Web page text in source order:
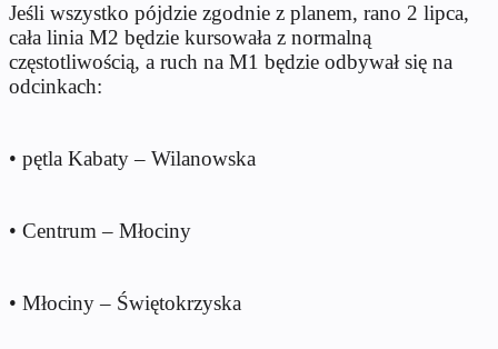
Jeśli wszystko pójdzie zgodnie z planem, rano 2 lipca,
cała linia M2 będzie kursowała z normalną
częstotliwością, a ruch na M1 będzie odbywał się na
odcinkach:
• ⁠pętla Kabaty – Wilanowska
• ⁠Centrum – Młociny
• ⁠Młociny – Świętokrzyska